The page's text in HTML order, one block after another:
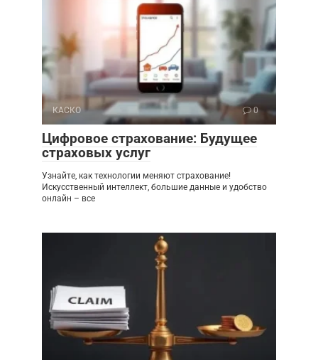
КАСКО 0
Цифровое страхование: Будущее
страховых услуг
Узнайте, как технологии меняют страхование!
Искусственный интеллект, большие данные и удобство
онлайн – все